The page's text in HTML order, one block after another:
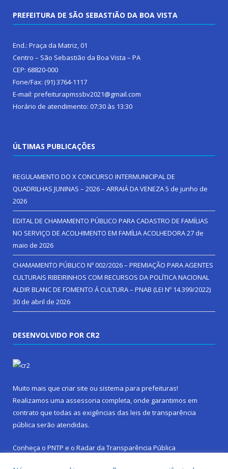
PREFEITURA DE SÃO SEBASTIÃO DA BOA VISTA
End.: Praça da Matriz, 01
Centro – São Sebastião da Boa Vista – PA
CEP: 68820-000
Fone/Fax: (91) 3764-1117
E-mail: prefeiturapmssbv2021@gmail.com
Horário de atendimento: 07:30 às 13:30
ÚLTIMAS PUBLICAÇÕES
REGULAMENTO DO X CONCURSO INTERMUNICIPAL DE
QUADRILHAS JUNINAS – 2026 – ARRAIÁ DA VENEZA5 de junho de
2026
EDITAL DE CHAMAMENTO PÚBLICO PARA CADASTRO DE FAMÍLIAS
NO SERVIÇO DE ACOLHIMENTO EM FAMÍLIA ACOLHEDORA27 de
maio de 2026
CHAMAMENTO PÚBLICO Nº 002/2026 – PREMIAÇÃO PARA AGENTES
CULTURAIS RIBEIRINHOS COM RECURSOS DA POLÍTICA NACIONAL
ALDIR BLANC DE FOMENTO Á CULTURA – PNAB (LEI Nº 14.399/2022)
30 de abril de 2026
DESENVOLVIDO POR CR2
Muito mais que criar site ou sistema para prefeituras!
Realizamos uma assessoria completa, onde garantimos em
contrato que todas as exigências das leis de transparência
pública serão atendidas.
Conheça o PNTP e o Radar da Transparência Pública